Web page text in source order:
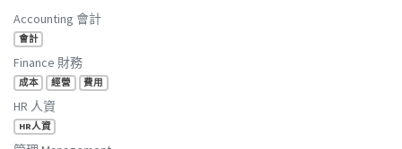
Accounting 會計
會計
Finance 財務
成本 經營 費用
HR 人資
HR人資